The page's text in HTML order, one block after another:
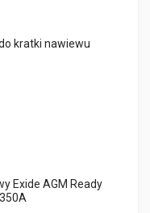
kratki nawiewu
Exide AGM Ready